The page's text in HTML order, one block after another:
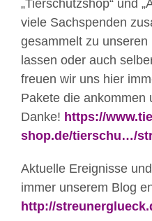
„Tierschutzshop“ und
viele Sachspenden
gesammelt zu
lassen oder auch
freuen wir uns hier
Pakete die ankommen
Danke! https://
shop.de/tierschu…/
Aktuelle Ereignisse
immer unserem Blog
http://